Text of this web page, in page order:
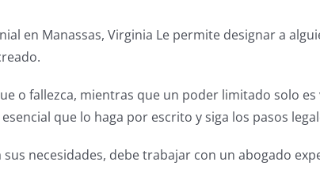
en Manassas, Virginia Le permite designar a
o fallezca, mientras que un poder limitado solo
que lo haga por escrito y siga los pasos
necesidades, debe trabajar con un abogado